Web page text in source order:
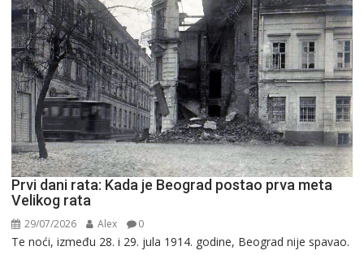
Prvi dani rata: Kada je Beograd postao prva meta
Velikog rata
29/07/2026 Alex 0
Te noći, između 28. i 29. jula 1914. godine, Beograd nije spavao.